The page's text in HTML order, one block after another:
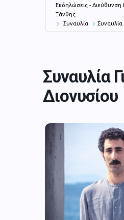
Εκδηλώσεις - Διεύθυνση
Ξάνθης
Συναυλία
Συναυλία
Συναυλία
Διονυσίου